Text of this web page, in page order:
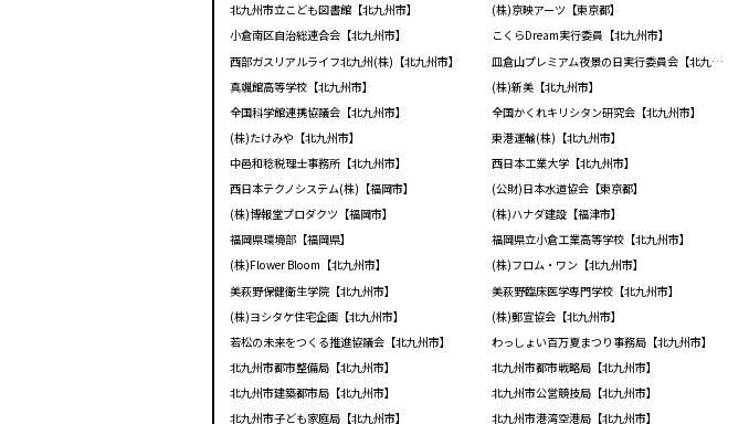
北九州市立こども図書館【北九州市】
(株)京映アーツ【東京都】
小倉南区自治総連合会【北九州市】
こくらDream実行委員【北九州市】
西部ガスリアルライフ北九州(株)【北九州市】
皿倉山プレミアム夜景の日実行委員会【北九州市】
真颯館高等学校【北九州市】
(株)新美【北九州市】
全国科学館連携協議会【北九州市】
全国かくれキリシタン研究会【北九州市】
(株)たけみや【北九州市】
東港運輸(株)【北九州市】
中邑和稔税理士事務所【北九州市】
西日本工業大学【北九州市】
西日本テクノシステム(株)【福岡市】
(公財)日本水道協会【東京都】
(株)博報堂プロダクツ【福岡市】
(株)ハナダ建設【福津市】
福岡県環境部【福岡県】
福岡県立小倉工業高等学校【北九州市】
(株)Flower Bloom【北九州市】
(株)フロム・ワン【北九州市】
美萩野保健衛生学院【北九州市】
美萩野臨床医学専門学校【北九州市】
(株)ヨシタケ住宅企画【北九州市】
(株)郵宣協会【北九州市】
若松の未来をつくる推進協議会【北九州市】
わっしょい百万夏まつり事務局【北九州市】
北九州市都市整備局【北九州市】
北九州市都市戦略局【北九州市】
北九州市建築都市局【北九州市】
北九州市公営競技局【北九州市】
北九州市子ども家庭局【北九州市】
北九州市港湾空港局【北九州市】